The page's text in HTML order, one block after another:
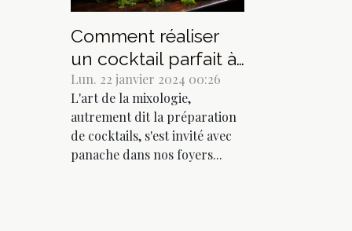
Comment réaliser
un cocktail parfait à
la maison
Lun. 22 janvier 2024 00:26
L'art de la mixologie,
autrement dit la préparation
de cocktails, s'est invité avec
panache dans nos foyers...